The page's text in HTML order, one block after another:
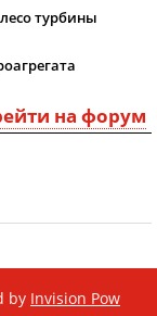
турбины
на форум
by Invision Pow